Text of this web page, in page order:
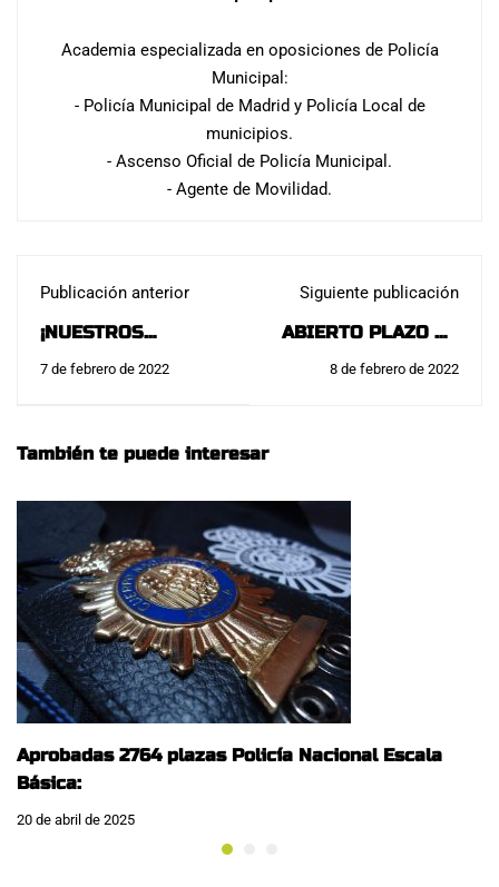
Academia especializada en oposiciones de Policía
Municipal:
- Policía Municipal de Madrid y Policía Local de
municipios.
- Ascenso Oficial de Policía Municipal.
- Agente de Movilidad.
Publicación anterior
¡NUESTROS
ALUMNOS YA
DE LA ORDENANZA
AYUNTAMIENTO DE
MADRID!
7 de febrero de 2022
Siguiente publicación
ABIERTO PLAZO DE
INSTANCIAS 3
8 de febrero de 2022
También te puede interesar
Aprobadas 2764 plazas Policía Nacional Escala
Básica:
20 de abril de 2025